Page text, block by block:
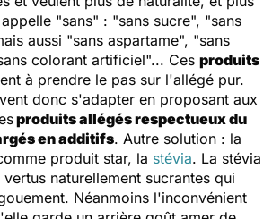
"sans" : "sans sucre", "sans
aussi "sans aspartame", "sans
colorant artificiel"... Ces produits
à prendre le pas sur l'allégé pur.
donc s'adapter en proposant aux
produits allégés respectueux du
en additifs. Autre solution : la
produit star, la stévia. La stévia
naturellement sucrantes qui
Néanmoins l'inconvénient